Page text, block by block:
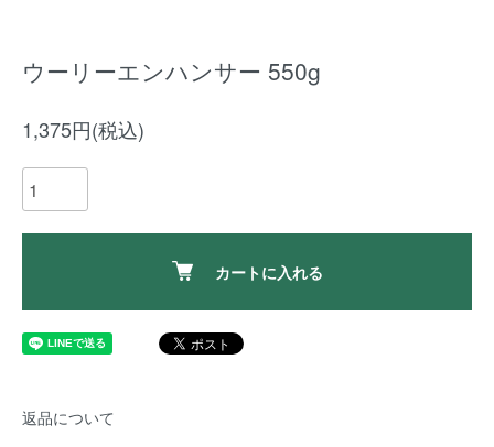
ウーリーエンハンサー 550g
1,375円(税込)
カートに入れる
返品について